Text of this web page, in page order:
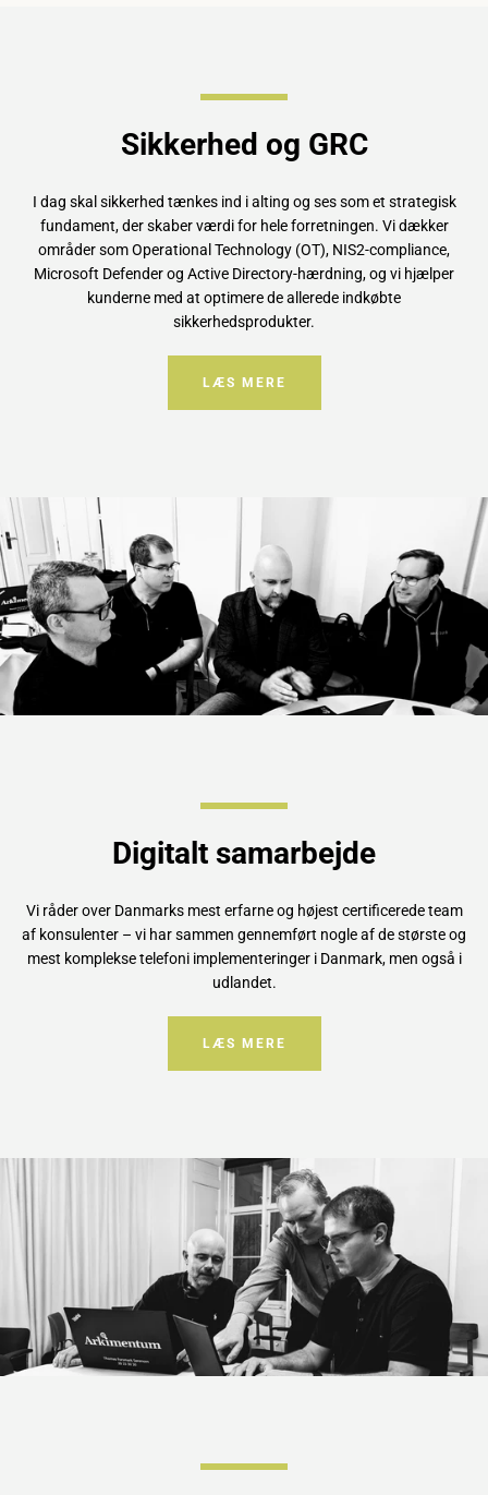
IGEN
Sikkerhed og GRC
I dag skal sikkerhed tænkes ind i alting og ses som et strategisk
fundament, der skaber værdi for hele forretningen. Vi dækker
områder som Operational Technology (OT), NIS2-compliance,
Microsoft Defender og Active Directory-hærdning, og vi hjælper
kunderne med at optimere de allerede indkøbte
sikkerhedsprodukter.
LÆS MERE
Digitalt samarbejde
Vi råder over Danmarks mest erfarne og højest certificerede team
af konsulenter – vi har sammen gennemført nogle af de største og
mest komplekse telefoni implementeringer i Danmark, men også i
udlandet.
LÆS MERE